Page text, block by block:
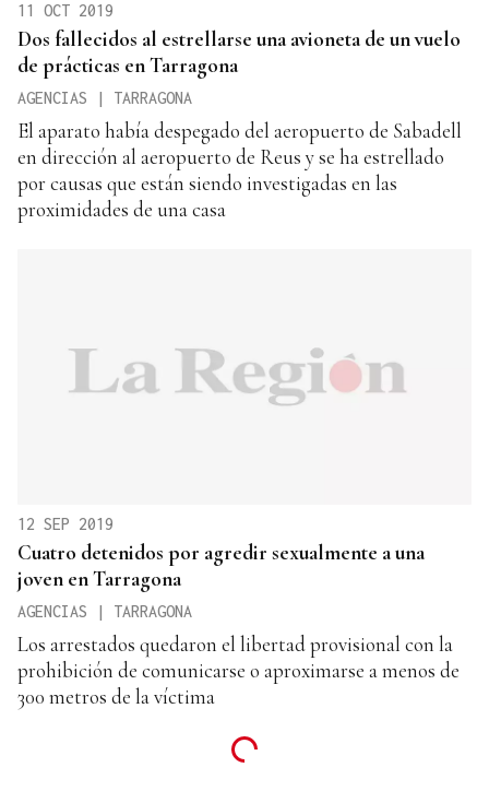
11 OCT 2019
Dos fallecidos al estrellarse una avioneta de un vuelo
de prácticas en Tarragona
AGENCIAS | TARRAGONA
El aparato había despegado del aeropuerto de Sabadell
en dirección al aeropuerto de Reus y se ha estrellado
por causas que están siendo investigadas en las
proximidades de una casa
12 SEP 2019
Cuatro detenidos por agredir sexualmente a una
joven en Tarragona
AGENCIAS | TARRAGONA
Los arrestados quedaron el libertad provisional con la
prohibición de comunicarse o aproximarse a menos de
300 metros de la víctima